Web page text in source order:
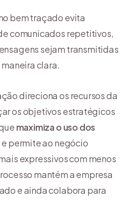
bem traçado evita
comunicados repetitivos,
sejam transmitidas
clara.
direciona os recursos da
os objetivos estratégicos
maximiza o uso dos
e permite ao negócio
expressivos com menos
mantém a empresa
e ainda colabora para